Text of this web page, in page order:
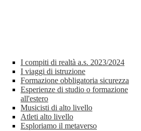
I compiti di realtà a.s. 2023/2024
I viaggi di istruzione
Formazione obbligatoria sicurezza
Esperienze di studio o formazione
all'estero
Musicisti di alto livello
Atleti alto livello
Esploriamo il metaverso